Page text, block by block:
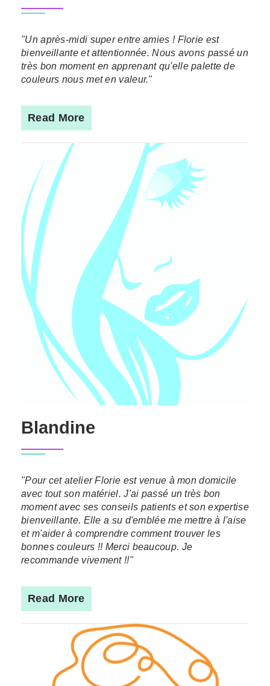
"Un après-midi super entre amies ! Florie est
bienveillante et attentionnée. Nous avons passé un
très bon moment en apprenant qu'elle palette de
couleurs nous met en valeur."
Read More
Blandine
"Pour cet atelier Florie est venue à mon domicile
avec tout son matériel. J'ai passé un très bon
moment avec ses conseils patients et son expertise
bienveillante. Elle a su d'emblée me mettre à l'aise
et m'aider à comprendre comment trouver les
bonnes couleurs !! Merci beaucoup. Je
recommande vivement !!"
Read More